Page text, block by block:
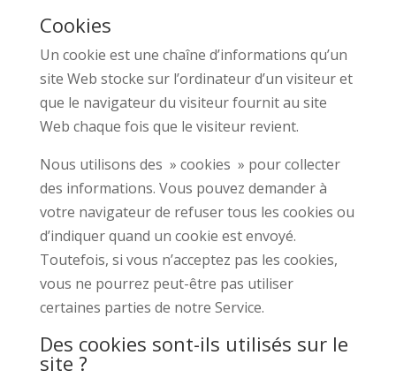
Cookies
Un cookie est une chaîne d’informations qu’un
site Web stocke sur l’ordinateur d’un visiteur et
que le navigateur du visiteur fournit au site
Web chaque fois que le visiteur revient.
Nous utilisons des » cookies » pour collecter
des informations. Vous pouvez demander à
votre navigateur de refuser tous les cookies ou
d’indiquer quand un cookie est envoyé.
Toutefois, si vous n’acceptez pas les cookies,
vous ne pourrez peut-être pas utiliser
certaines parties de notre Service.
Des cookies sont-ils utilisés sur le
site ?